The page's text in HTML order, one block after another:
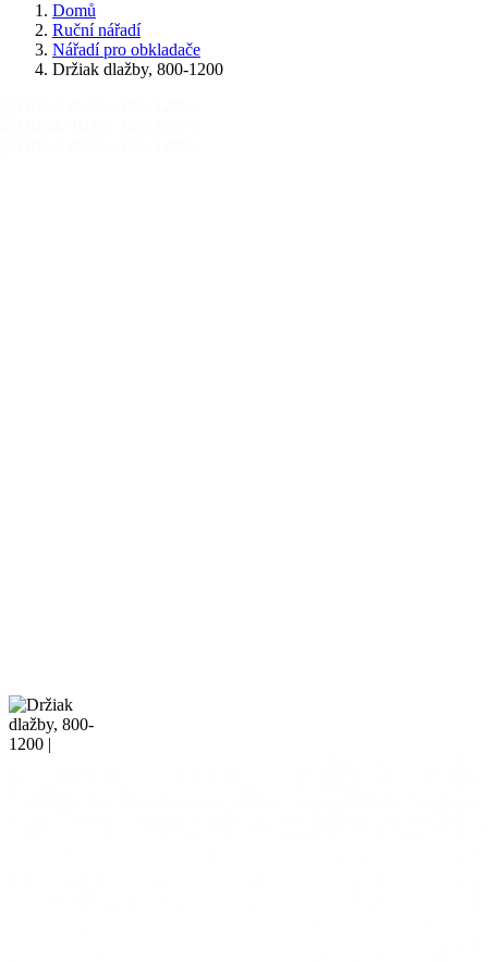
Domů
Ruční nářadí
Nářadí pro obkladače
Držiak dlažby, 800-1200